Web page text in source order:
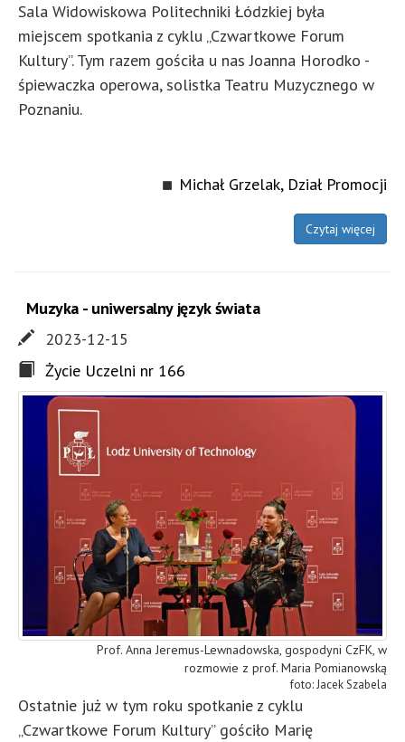
Sala Widowiskowa Politechniki Łódzkiej była
miejscem spotkania z cyklu „Czwartkowe Forum
Kultury”. Tym razem gościła u nas Joanna Horodko -
śpiewaczka operowa, solistka Teatru Muzycznego w
Poznaniu.
Michał Grzelak, Dział Promocji
Czytaj więcej
Muzyka - uniwersalny język świata
2023-12-15
Życie Uczelni nr 166
Prof. Anna Jeremus-Lewnadowska, gospodyni CzFK, w
rozmowie z prof. Maria Pomianowską
Jacek Szabela
Ostatnie już w tym roku spotkanie z cyklu
„Czwartkowe Forum Kultury” gościło Marię